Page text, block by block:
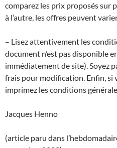
comparez les prix proposés sur
à l’autre, les offres peuvent
– Lisez attentivement les
document n’est pas disponible
immédiatement de site). Soyez
frais pour modification. Enfin, si
imprimez les conditions
Jacques Henno
(article paru dans